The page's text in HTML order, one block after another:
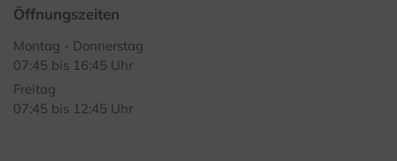
Öffnungszeiten
Montag - Donnerstag
07:45 bis 16:45 Uhr
Freitag
07:45 bis 12:45 Uhr